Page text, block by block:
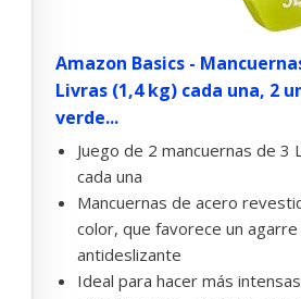
Amazon Basics -
Livras (1,4 kg) cada una, 2
verde...
Juego de 2 mancuernas de 3
cada una
Mancuernas de acero
color, que favorece un
antideslizante
Ideal para hacer más